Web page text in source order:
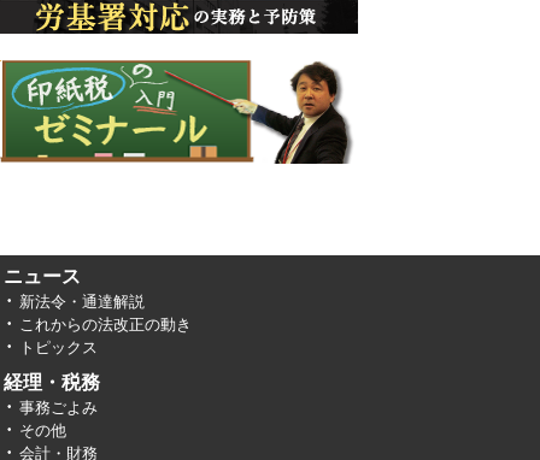
ニュース
新法令・通達解説
これからの法改正の動き
トピックス
経理・税務
事務ごよみ
その他
会計・財務